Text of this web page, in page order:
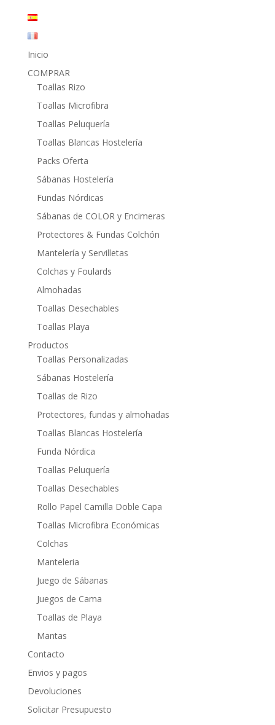
Inicio
COMPRAR
Toallas Rizo
Toallas Microfibra
Toallas Peluquería
Toallas Blancas Hostelería
Packs Oferta
Sábanas Hostelería
Fundas Nórdicas
Sábanas de COLOR y Encimeras
Protectores & Fundas Colchón
Mantelería y Servilletas
Colchas y Foulards
Almohadas
Toallas Desechables
Toallas Playa
Productos
Toallas Personalizadas
Sábanas Hostelería
Toallas de Rizo
Protectores, fundas y almohadas
Toallas Blancas Hostelería
Funda Nórdica
Toallas Peluquería
Toallas Desechables
Rollo Papel Camilla Doble Capa
Toallas Microfibra Económicas
Colchas
Manteleria
Juego de Sábanas
Juegos de Cama
Toallas de Playa
Mantas
Contacto
Envios y pagos
Devoluciones
Solicitar Presupuesto